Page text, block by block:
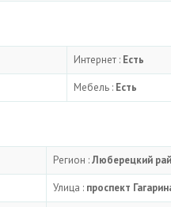
Интернет : Есть
Мебель : Есть
Регион :Люберецкий
Улица : проспект